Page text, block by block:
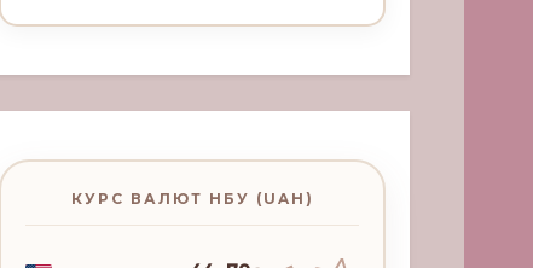
КУРС ВАЛЮТ НБУ (UAH)